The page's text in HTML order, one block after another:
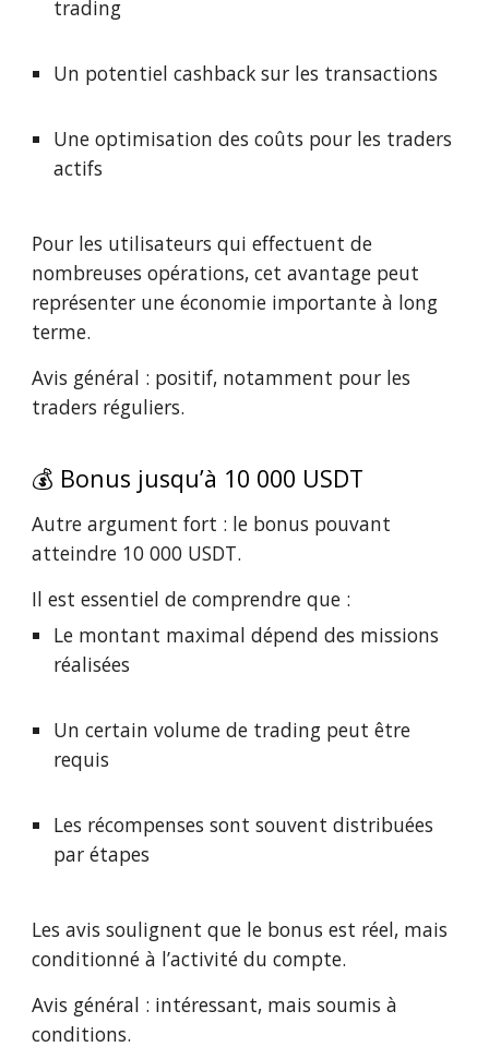
trading
Un potentiel cashback sur les transactions
Une optimisation des coûts pour les traders
actifs
Pour les utilisateurs qui effectuent de
nombreuses opérations, cet avantage peut
représenter une économie importante à long
terme.
Avis général : positif, notamment pour les
traders réguliers.
💰 Bonus jusqu’à 10 000 USDT
Autre argument fort : le bonus pouvant
atteindre 10 000 USDT.
Il est essentiel de comprendre que :
Le montant maximal dépend des missions
réalisées
Un certain volume de trading peut être
requis
Les récompenses sont souvent distribuées
par étapes
Les avis soulignent que le bonus est réel, mais
conditionné à l’activité du compte.
Avis général : intéressant, mais soumis à
conditions.